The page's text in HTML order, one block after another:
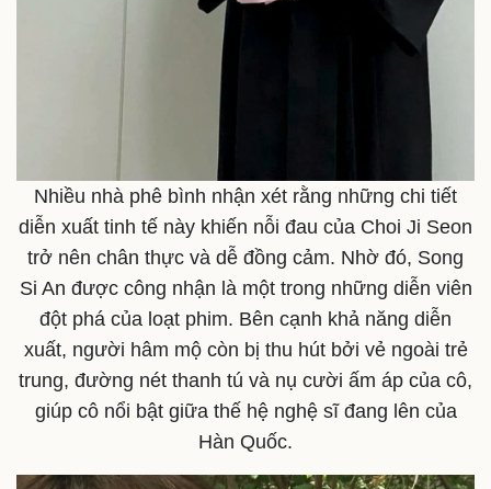
Sức khỏe
Sản phụ khoa
Đời sống
Nhà đẹp
Tình yêu - Gia đình
Nhiều nhà phê bình nhận xét rằng những chi tiết
diễn xuất tinh tế này khiến nỗi đau của Choi Ji Seon
trở nên chân thực và dễ đồng cảm. Nhờ đó, Song
Si An được công nhận là một trong những diễn viên
đột phá của loạt phim. Bên cạnh khả năng diễn
xuất, người hâm mộ còn bị thu hút bởi vẻ ngoài trẻ
trung, đường nét thanh tú và nụ cười ấm áp của cô,
giúp cô nổi bật giữa thế hệ nghệ sĩ đang lên của
Hàn Quốc.